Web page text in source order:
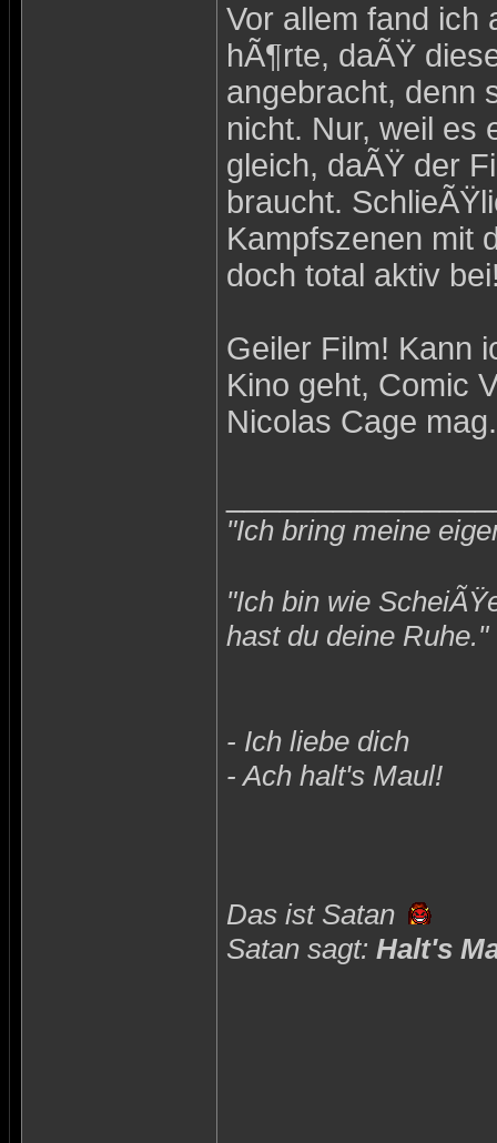
Vor allem fand ich
hÃ¶rte, daÃŸ
angebracht, denn
nicht. Nur, weil es
gleich, daÃŸ der
braucht.
Kampfszenen mit
doch total aktiv
Geiler Film! Kann
Kino geht, Comic
Nicolas Cage mag.
"Ich bring meine
"Ich bin wie
hast du deine
- Ich liebe dich
- Ach halt's Maul!
Das ist Satan
Satan sagt: Halt's